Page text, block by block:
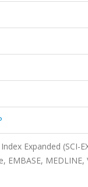
Expanded (SCI-
EMBASE,